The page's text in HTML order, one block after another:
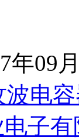
年09
波电
子